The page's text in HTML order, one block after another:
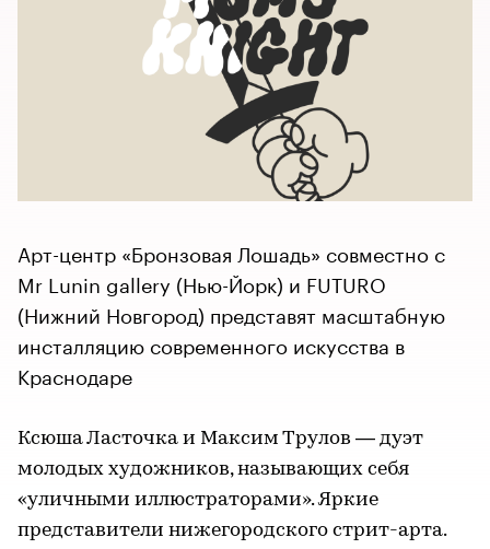
Арт-центр «Бронзовая Лошадь» совместно с
Mr Lunin gallery (Нью-Йорк) и FUTURO
(Нижний Новгород) представят масштабную
инсталляцию современного искусства в
Краснодаре
Ксюша Ласточка и Максим Трулов — дуэт
молодых художников, называющих себя
«уличными иллюстраторами». Яркие
представители нижегородского стрит-арта.